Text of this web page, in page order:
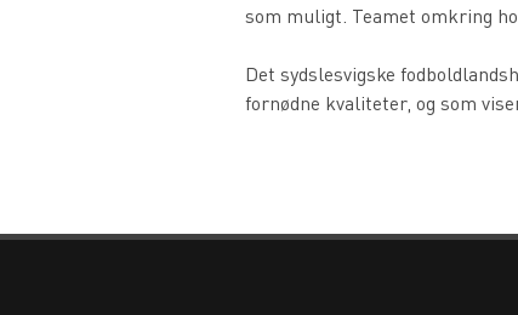
som muligt. Teamet omkring
Det sydslesvigske
fornødne kvaliteter, og som